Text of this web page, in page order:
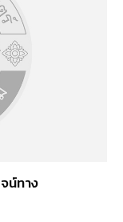
น์ทาง